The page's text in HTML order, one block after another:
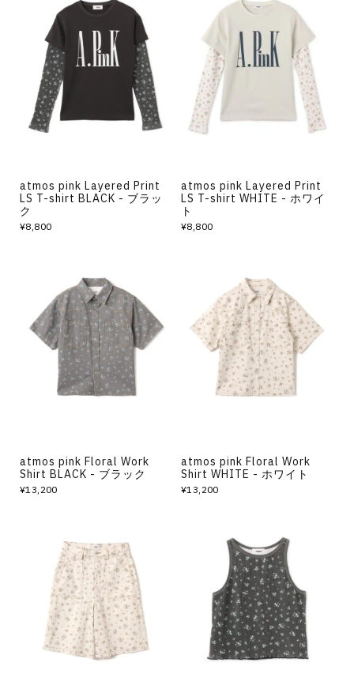
atmos pink Layered Print
LS T-shirt BLACK - ブラッ
ク
¥8,800
atmos pink Layered Print
LS T-shirt WHITE - ホワイ
ト
¥8,800
atmos pink Floral Work
Shirt BLACK - ブラック
¥13,200
atmos pink Floral Work
Shirt WHITE - ホワイト
¥13,200